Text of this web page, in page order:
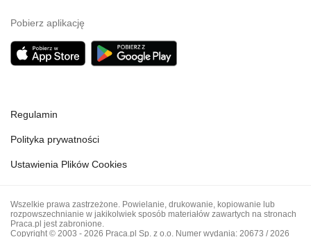
Pobierz aplikację
Regulamin
Polityka prywatności
Ustawienia Plików Cookies
Wszelkie prawa zastrzeżone. Powielanie, drukowanie, kopiowanie lub
rozpowszechnianie w jakikolwiek sposób materiałów zawartych na stronach
Praca.pl jest zabronione.
Copyright © 2003 - 2026 Praca.pl Sp. z o.o. Numer wydania: 20673 / 2026